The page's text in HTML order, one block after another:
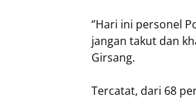
‘’Hari ini personel
jangan takut dan
Girsang.
Tercatat, dari 68